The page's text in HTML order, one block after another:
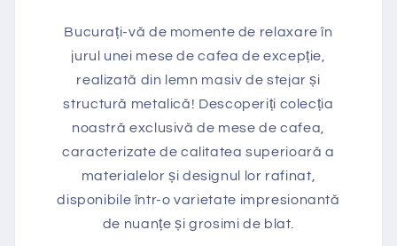
Bucurați-vă de momente de relaxare în
jurul unei mese de cafea de excepție,
realizată din lemn masiv de stejar și
structură metalică! Descoperiți colecția
noastră exclusivă de mese de cafea,
caracterizate de calitatea superioară a
materialelor și designul lor rafinat,
disponibile într-o varietate impresionantă
de nuanțe și grosimi de blat.